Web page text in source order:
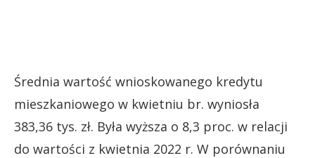
Średnia wartość wnioskowanego kredytu
mieszkaniowego w kwietniu br. wyniosła
383,36 tys. zł. Była wyższa o 8,3 proc. w relacji
do wartości z kwietnia 2022 r. W porównaniu